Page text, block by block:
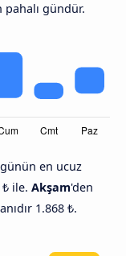
gündür.
en ucuz
ile. Akşam'den
1.868 ₺.